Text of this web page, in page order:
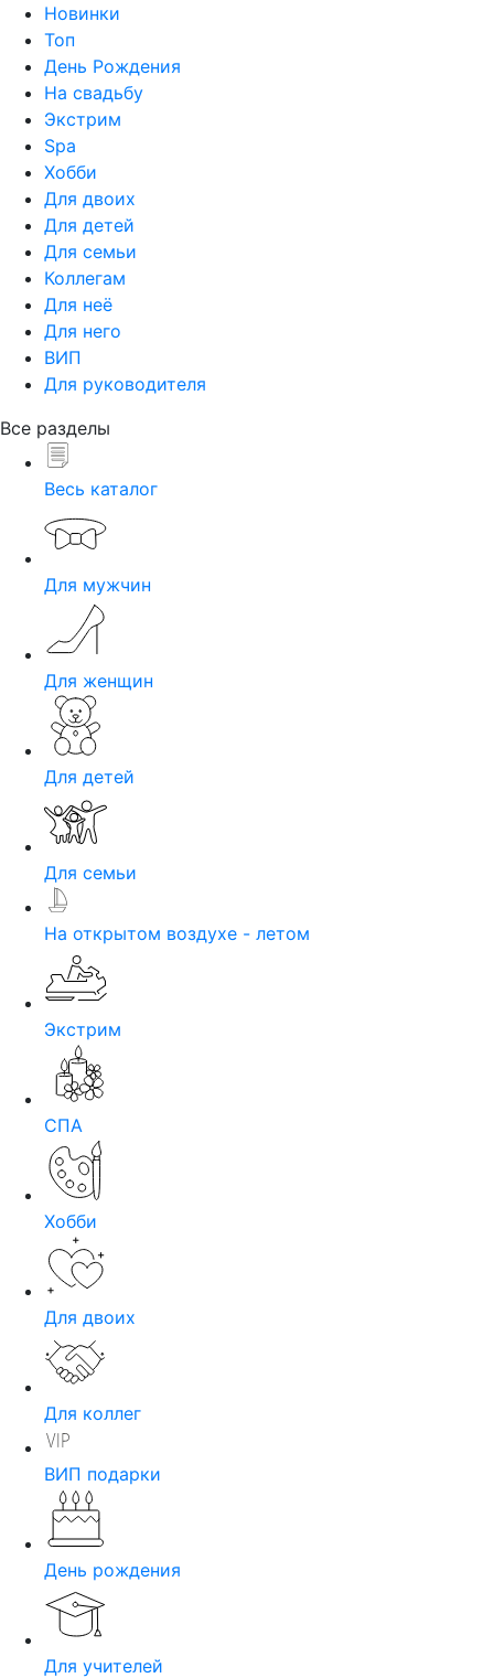
Новинки
Топ
День Рождения
На свадьбу
Экстрим
Spa
Хобби
Для двоих
Для детей
Для семьи
Коллегам
Для неё
Для него
ВИП
Для руководителя
Все разделы
Весь каталог
Для мужчин
Для женщин
Для детей
Для семьи
На открытом воздухе - летом
Экстрим
СПА
Хобби
Для двоих
Для коллег
ВИП подарки
День рождения
Для учителей